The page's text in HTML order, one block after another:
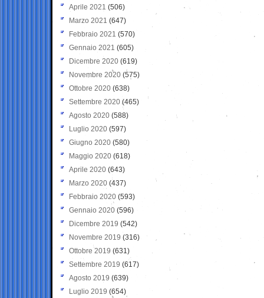
Aprile 2021 (506)
Marzo 2021 (647)
Febbraio 2021 (570)
Gennaio 2021 (605)
Dicembre 2020 (619)
Novembre 2020 (575)
Ottobre 2020 (638)
Settembre 2020(465)
Agosto 2020 (588)
Luglio 2020 (597)
Giugno 2020 (580)
Maggio 2020 (618)
Aprile 2020 (643)
Marzo 2020 (437)
Febbraio 2020 (593)
Gennaio 2020 (596)
Dicembre 2019 (542)
Novembre 2019 (316)
Ottobre 2019 (631)
Settembre 2019 (617)
Agosto 2019 (639)
Luglio 2019 (654)